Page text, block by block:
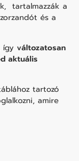
tartalmazzák a
és a
így változatosan
aktuális
tartozó
amire